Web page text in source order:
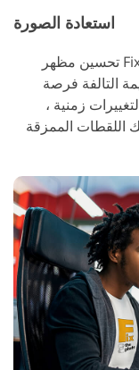
استعادة الصورة
تستطيع أدوات التنقيح الموهوبة FixThePhoto تحسين مظهر
التالفة فرصة
زمنية ،
اللقطات الممزقة